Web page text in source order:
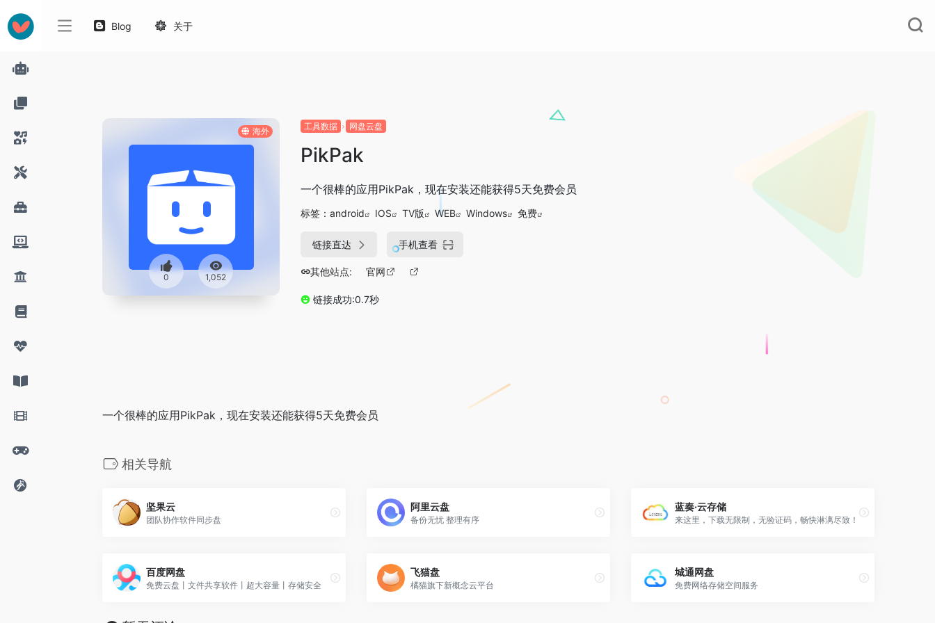
Blog 关于
海外
0 1,052
工具数据 网盘云盘
PikPak
一个很棒的应用PikPak，现在安装还能获得5天免费会员
标签： android IOS TV版 WEB Windows 免费
链接直达 手机查看
其他站点: 官网
链接成功:0.7秒
一个很棒的应用PikPak，现在安装还能获得5天免费会员
相关导航
坚果云
团队协作软件同步盘
阿里云盘
备份无忧 整理有序
蓝奏·云存储
来这里，下载无限制，无验证码，畅快淋漓尽致！
百度网盘
免费云盘丨文件共享软件丨超大容量丨存储安全
飞猫盘
橘猫旗下新概念云平台
城通网盘
免费网络存储空间服务